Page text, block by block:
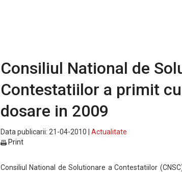
Consiliul National de
Contestatiilor a primit
dosare in 2009
Data publicarii: 21-04-2010 | Actualitate
Print
Consiliul National de Solutionare a Contestatiilor